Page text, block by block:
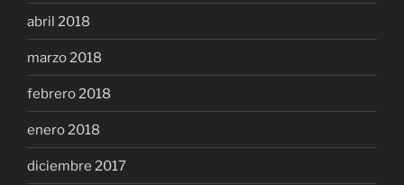
abril 2018
marzo 2018
febrero 2018
enero 2018
diciembre 2017